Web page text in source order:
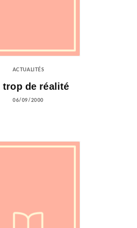
ACTUALITÉS
trop de réalité
06/09/2000